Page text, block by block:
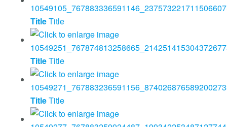
TitleTitle
TitleTitle
TitleTitle